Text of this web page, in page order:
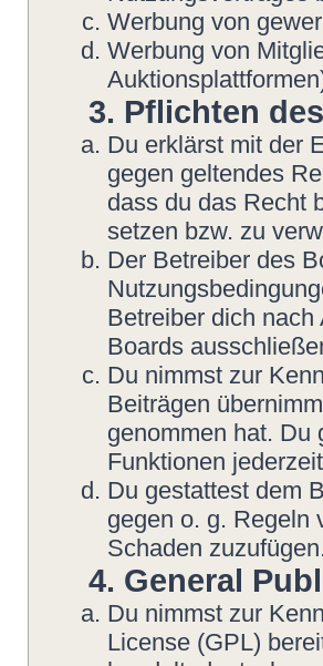
Werbung von
Werbung von
3. Pflichten
Du erklärst mit der
gegen geltendes
dass du das Recht
setzen bzw. zu
Der Betreiber des
Betreiber dich
Boards
Du nimmst zur
Beiträgen
genommen hat. Du
Funktionen
Du gestattest dem
gegen o. g. Regeln
Schaden zuzufügen.
4. General
Du nimmst zur
License (GPL)